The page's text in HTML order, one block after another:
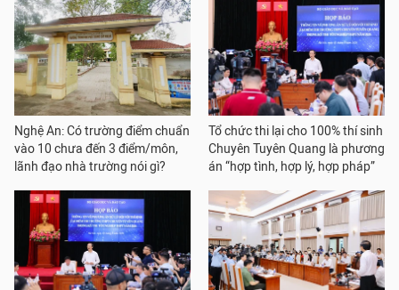
Nghệ An: Có trường điểm chuẩn
vào 10 chưa đến 3 điểm/môn,
lãnh đạo nhà trường nói gì?
Tổ chức thi lại cho 100% thí sinh
Chuyên Tuyên Quang là phương
án “hợp tình, hợp lý, hợp pháp”